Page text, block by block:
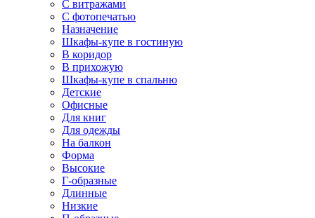
С витражами
С фотопечатью
Назначение
Шкафы-купе в гостиную
В коридор
В прихожую
Шкафы-купе в спальню
Детские
Офисные
Для книг
Для одежды
На балкон
Форма
Высокие
Г-образные
Длинные
Низкие